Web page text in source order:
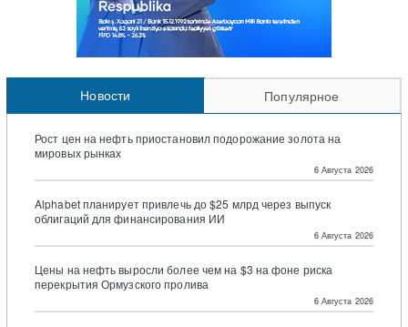
Новости Популярное
Рост цен на нефть приостановил подорожание золота на
мировых рынках
6 Августа 2026
Alphabet планирует привлечь до $25 млрд через выпуск
облигаций для финансирования ИИ
6 Августа 2026
Цены на нефть выросли более чем на $3 на фоне риска
перекрытия Ормузского пролива
6 Августа 2026